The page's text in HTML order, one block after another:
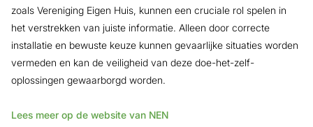
zoals Vereniging Eigen Huis, kunnen een cruciale rol spelen in
het verstrekken van juiste informatie. Alleen door correcte
installatie en bewuste keuze kunnen gevaarlijke situaties worden
vermeden en kan de veiligheid van deze doe-het-zelf-
oplossingen gewaarborgd worden.
Lees meer op de website van NEN